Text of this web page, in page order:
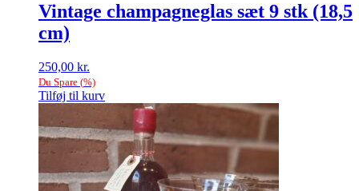
Vintage champagneglas sæt 9 stk (18,5
cm)
250,00 kr.
Du Spare (%)
Tilføj til kurv